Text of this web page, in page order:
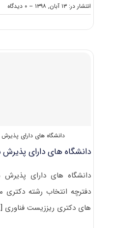
انتشار در: ۱۳ آبان, ۱۳۹۸ -- ۰ دیدگاه
on
دانشگاه های دارای پذیرش
دانشگاه های دارای
دانشگاه های دارای
دفترچه انتخاب رشته
های دکتری ریززیست ﻓﻨﺎوری